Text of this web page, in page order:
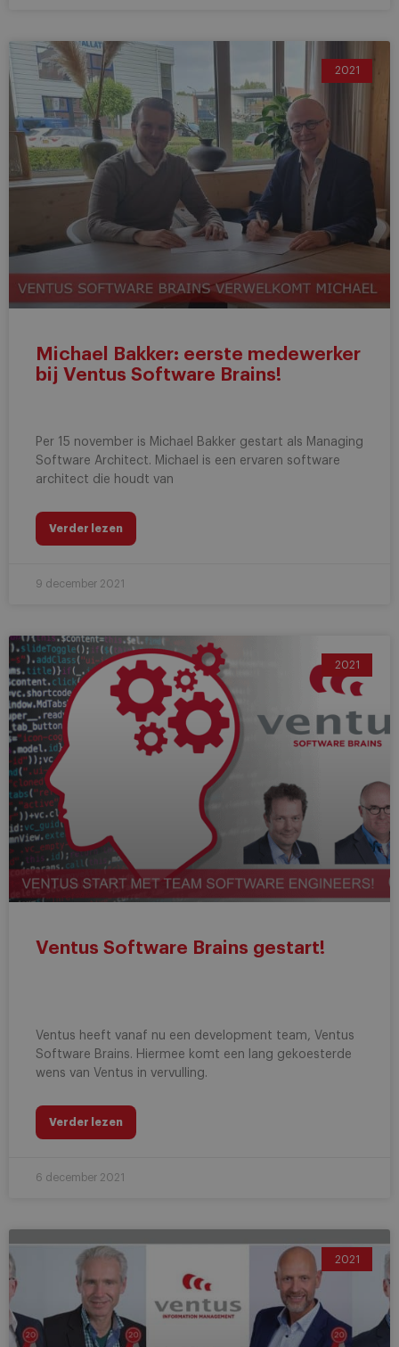
2021
Michael Bakker: eerste medewerker
bij Ventus Software Brains!
Per 15 november is Michael Bakker gestart als Managing
Software Architect. Michael is een ervaren software
architect die houdt van
Verder lezen
9 december 2021
2021
Ventus Software Brains gestart!
Ventus heeft vanaf nu een development team, Ventus
Software Brains. Hiermee komt een lang gekoesterde
wens van Ventus in vervulling.
Verder lezen
6 december 2021
2021